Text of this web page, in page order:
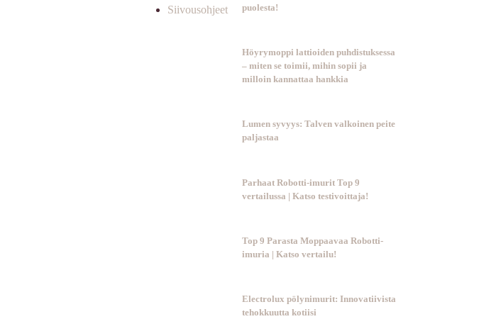
Siivousohjeet
puolesta!
Höyrymoppi lattioiden puhdistuksessa
– miten se toimii, mihin sopii ja
milloin kannattaa hankkia
Lumen syvyys: Talven valkoinen peite
paljastaa
Parhaat Robotti-imurit Top 9
vertailussa | Katso testivoittaja!
Top 9 Parasta Moppaavaa Robotti-
imuria | Katso vertailu!
Electrolux pölynimurit: Innovatiivista
tehokkuutta kotiisi